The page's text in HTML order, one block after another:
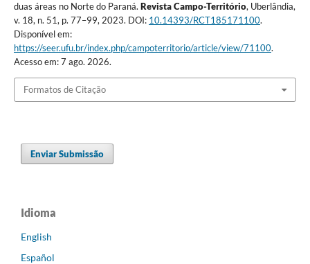
duas áreas no Norte do Paraná. Revista Campo-Território, Uberlândia,
v. 18, n. 51, p. 77–99, 2023. DOI: 10.14393/RCT185171100.
Disponível em:
https://seer.ufu.br/index.php/campoterritorio/article/view/71100.
Acesso em: 7 ago. 2026.
Formatos de Citação
Enviar Submissão
Idioma
English
Español